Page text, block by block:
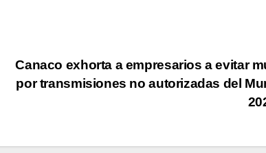
Canaco exhorta a empresarios a evitar
por transmisiones no autorizadas del